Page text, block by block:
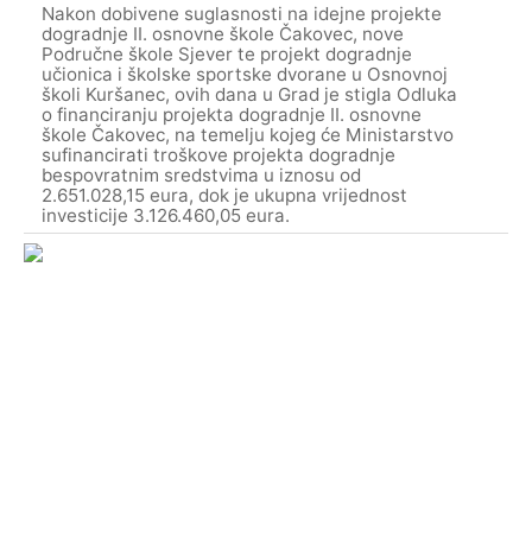
Nakon dobivene suglasnosti na idejne projekte
dogradnje II. osnovne škole Čakovec, nove
Područne škole Sjever te projekt dogradnje
učionica i školske sportske dvorane u Osnovnoj
školi Kuršanec, ovih dana u Grad je stigla Odluka
o financiranju projekta dogradnje II. osnovne
škole Čakovec, na temelju kojeg će Ministarstvo
sufinancirati troškove projekta dogradnje
bespovratnim sredstvima u iznosu od
2.651.028,15 eura, dok je ukupna vrijednost
investicije 3.126.460,05 eura.